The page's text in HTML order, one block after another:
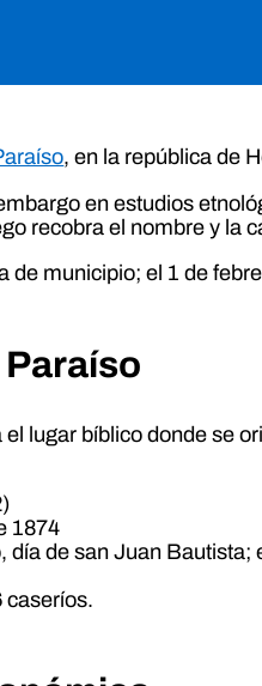
, en la república de
en estudios
recobra el nombre y la
de municipio; el 1 de
lugar bíblico donde se
1874
día de san Juan
caseríos.